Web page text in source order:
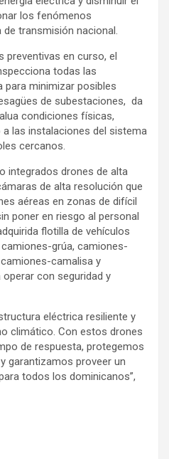
los fenómenos
transmisión nacional.
preventivas en curso, el
todas las
para minimizar posibles
de subestaciones, da
condiciones físicas,
las instalaciones del sistema
cercanos.
integrados drones de alta
de alta resolución que
aéreas en zonas de difícil
poner en riesgo al personal
flotilla de vehículos
grúa, camiones-
camalisa y
con seguridad y
eléctrica resiliente y
climático. Con estos drones
de respuesta, protegemos
garantizamos proveer un
todos los dominicanos”,